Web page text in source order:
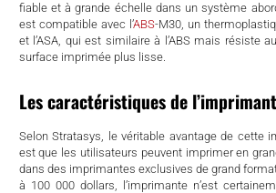
fiable et à grande échelle dans un système
est compatible avec l’ABS-M30, un
et l’ASA, qui est similaire à l’ABS mais résiste
surface imprimée plus lisse.
Les caractéristiques de
Selon Stratasys, le véritable avantage de cette
est que les utilisateurs peuvent imprimer en
dans des imprimantes exclusives de grand
à 100 000 dollars, l’imprimante n’est